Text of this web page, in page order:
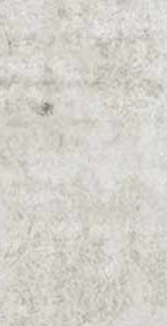
CityDogs